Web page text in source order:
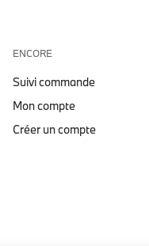
ENCORE
Suivi commande
Mon compte
Créer un compte